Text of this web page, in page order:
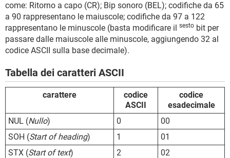
come: Ritorno a capo (CR); Bip sonoro (BEL); codifiche da 65
a 90 rappresentano le maiuscole; codifiche da 97 a 122
rappresentano le minuscole (basta modificare il sesto bit per
passare dalle maiuscole alle minuscole, aggiungendo 32 al
codice ASCII sulla base decimale).
Tabella dei caratteri ASCII
carattere
codice
ASCII
codice
esadecimale
NUL (Nullo) 0
00
SOH (Start of heading) 1
01
STX (Start of text) 2
02